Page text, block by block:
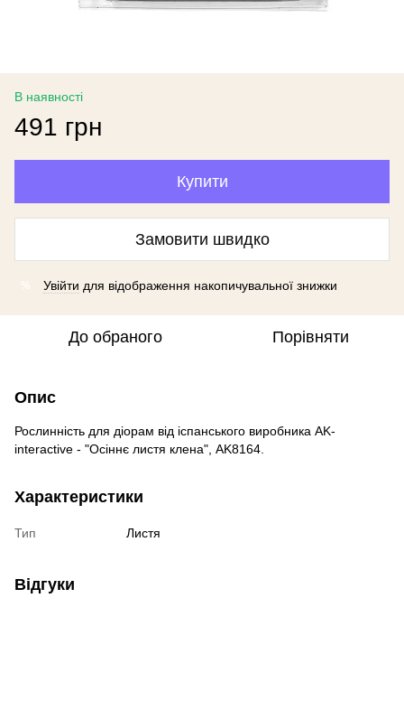
В наявності
491 грн
Купити
Замовити швидко
% Увійти для відображення накопичувальної знижки
До обраного Порівняти
Опис
Рослинність для діорам від іспанського виробника AK-
interactive - "Осіннє листя клена", AK8164.
Характеристики
Тип Листя
Відгуки